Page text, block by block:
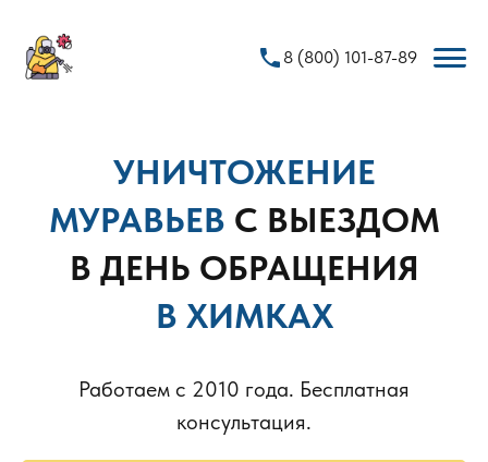
phone 8 (800) 101-87-89
УНИЧТОЖЕНИЕ
МУРАВЬЕВ С ВЫЕЗДОМ
В ДЕНЬ ОБРАЩЕНИЯ
В ХИМКАХ
Работаем с 2010 года. Бесплатная
консультация.